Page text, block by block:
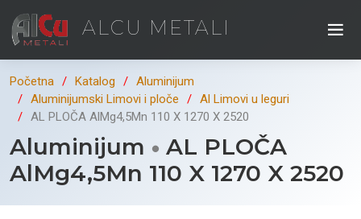
ALCU METALI
Početna Katalog
Aluminijum
Aluminijumski Limovi i ploče
Al Limovi u leguri
AL PLOČA AlMg4,5Mn 110 X 1270 X 2520
Aluminijum
AL PLOČA
AlMg4,5Mn 110 X 1270 X 2520